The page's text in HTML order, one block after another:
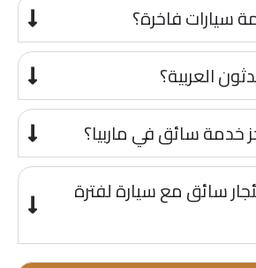
سيارات فاخرة؟
العربية؟
سائق في ماربيا؟
سائق مع سيارة لفترة